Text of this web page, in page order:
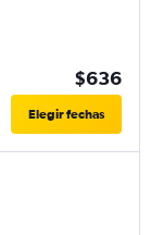
$636
Elegir fechas